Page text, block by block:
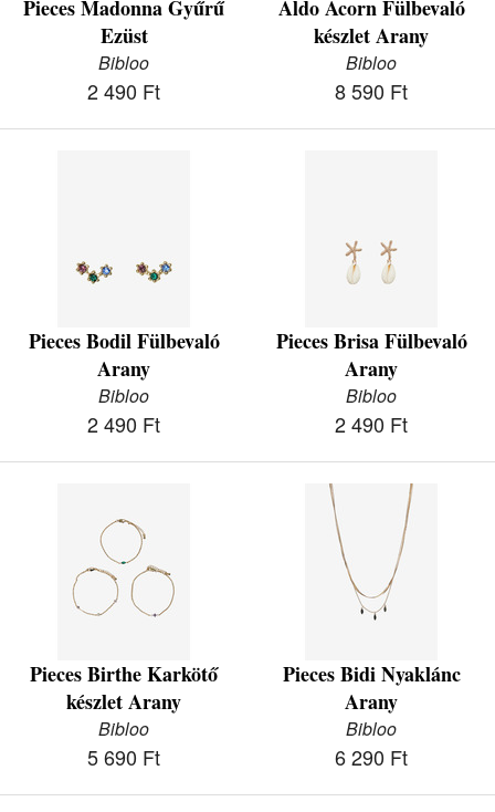
Pieces Madonna Gyűrű
Ezüst
Bibloo
2 490 Ft
Aldo Acorn Fülbevaló
készlet Arany
Bibloo
8 590 Ft
Pieces Bodil Fülbevaló
Arany
Bibloo
2 490 Ft
Pieces Brisa Fülbevaló
Arany
Bibloo
2 490 Ft
Pieces Birthe Karkötő
készlet Arany
Bibloo
5 690 Ft
Pieces Bidi Nyaklánc
Arany
Bibloo
6 290 Ft